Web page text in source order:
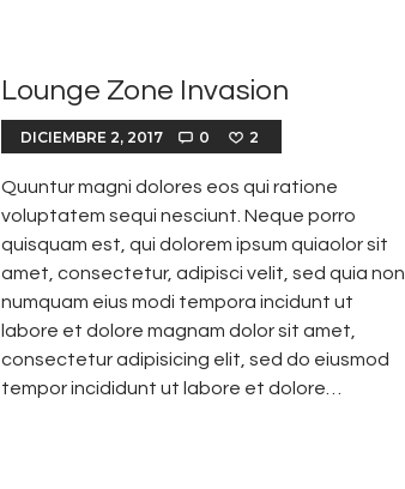
Lounge Zone Invasion
DICIEMBRE 2, 2017 0 2
Quuntur magni dolores eos qui ratione
voluptatem sequi nesciunt. Neque porro
quisquam est, qui dolorem ipsum quiaolor sit
amet, consectetur, adipisci velit, sed quia non
numquam eius modi tempora incidunt ut
labore et dolore magnam dolor sit amet,
consectetur adipisicing elit, sed do eiusmod
tempor incididunt ut labore et dolore…